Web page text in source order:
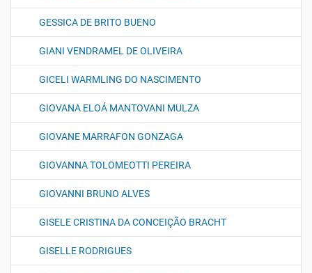
GESSICA DE BRITO BUENO
GIANI VENDRAMEL DE OLIVEIRA
GICELI WARMLING DO NASCIMENTO
GIOVANA ELOÁ MANTOVANI MULZA
GIOVANE MARRAFON GONZAGA
GIOVANNA TOLOMEOTTI PEREIRA
GIOVANNI BRUNO ALVES
GISELE CRISTINA DA CONCEIÇÃO BRACHT
GISELLE RODRIGUES